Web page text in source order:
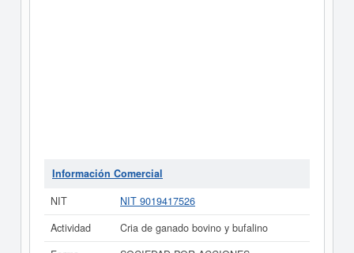
Información Comercial
NIT
NIT 9019417526
Actividad
Cria de ganado bovino y bufalino